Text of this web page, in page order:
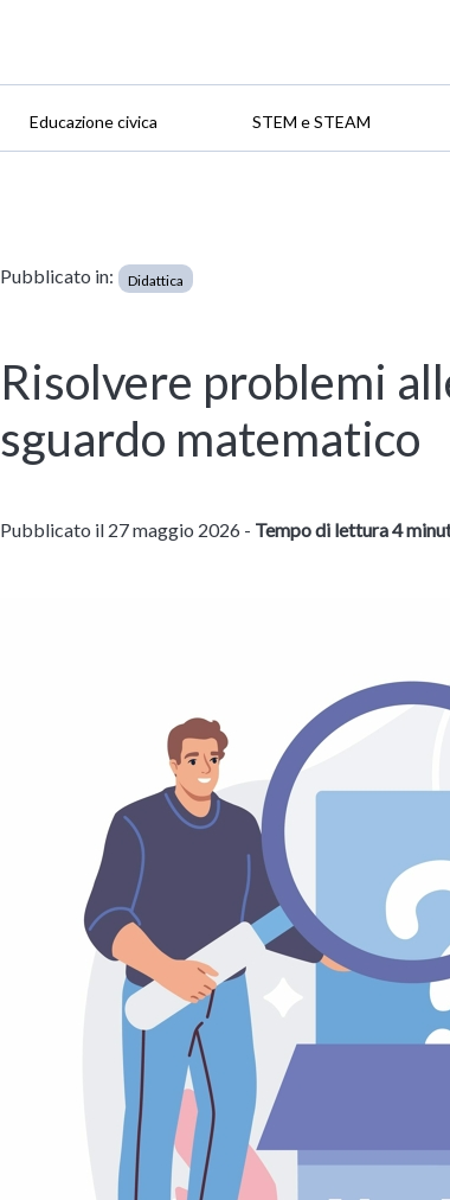
Educazione civica STEM e STEAM
Pubblicato in: Didattica
Risolvere problemi
sguardo matematico
Pubblicato il 27 maggio 2026 - Tempo di lettura 4